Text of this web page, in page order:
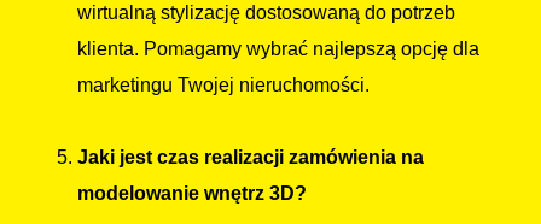
wirtualną stylizację dostosowaną do potrzeb
klienta. Pomagamy wybrać najlepszą opcję dla
marketingu Twojej nieruchomości.
Jaki jest czas realizacji zamówienia na
modelowanie wnętrz 3D?